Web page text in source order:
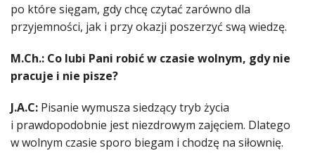
po które sięgam, gdy chcę czytać zarówno dla
przyjemności, jak i przy okazji poszerzyć swą wiedzę.
M.Ch.: Co lubi Pani robić w czasie wolnym, gdy nie
pracuje i nie pisze?
J.A.C: Pisanie wymusza siedzący tryb życia
i prawdopodobnie jest niezdrowym zajęciem. Dlatego
w wolnym czasie sporo biegam i chodzę na siłownię.